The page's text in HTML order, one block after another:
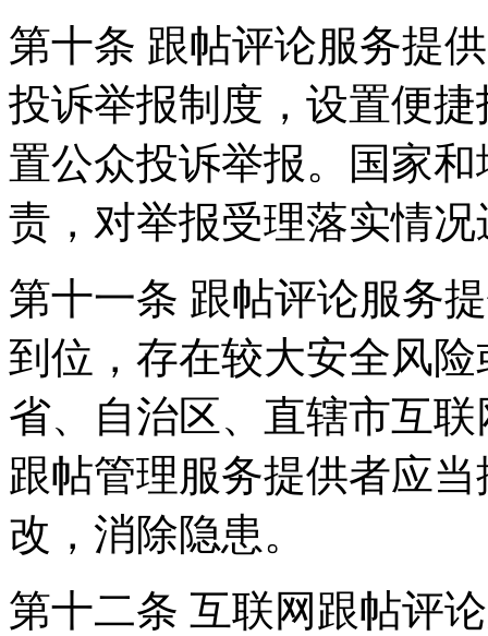
第十条 跟帖评论服务提
投诉举报制度，设置便
置公众投诉举报。国家
责，对举报受理落实情
第十一条 跟帖评论服务
到位，存在较大安全风
省、自治区、直辖市互
跟帖管理服务提供者应
改，消除隐患。
第十二条 互联网跟帖评